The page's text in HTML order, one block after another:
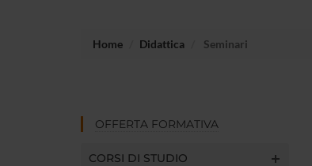
Home Didattica Seminari
OFFERTA FORMATIVA
CORSI DI STUDIO